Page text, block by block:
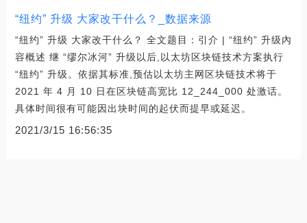
“纽约” 升级 大家改干什么？_数据来源
“纽约” 升级 大家改干什么？ 全文题目：引介 | “纽约” 升级內
容概述 继 “缪尔冰河” 升级以后,以太坊区块链技术方案执行
“纽约” 升级。依据其标准,预估以太坊主网区块链技术将于
2021 年 4 月 10 日在区块链高宽比 12_244_000 处激话。
具体时间很有可能因出块时间的起伏而提早或延迟。
2021/3/15 16:56:35